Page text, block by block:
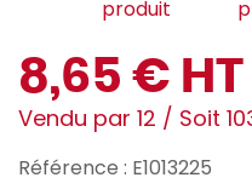
8,65 €
Vendu par 12 / Soit
Référence : E1013225